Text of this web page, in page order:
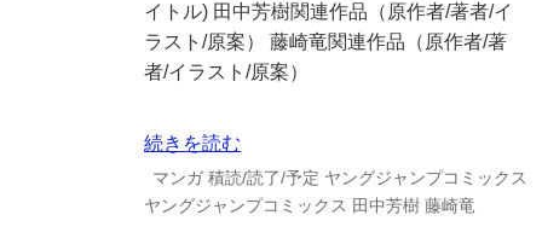
イトル) 田中芳樹関連作品（原作者/著者/イ
ラスト/原案） 藤崎竜関連作品（原作者/著
者/イラスト/原案）
続きを読む
マンガ 積読/読了/予定 ヤングジャンプコミックス
ヤングジャンプコミックス 田中芳樹 藤崎竜